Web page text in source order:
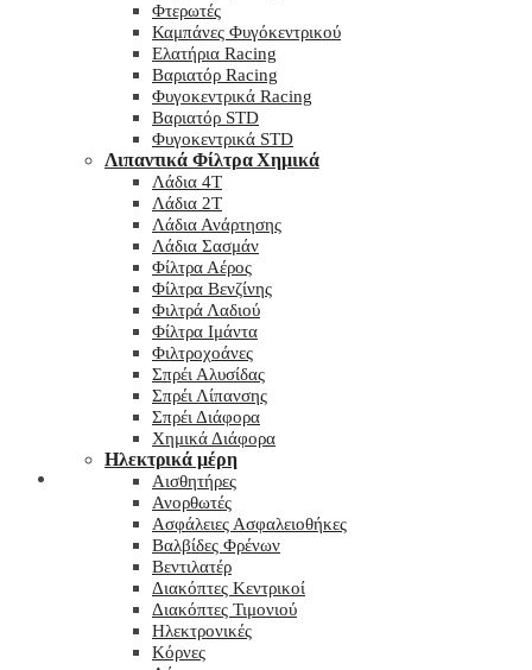
Φτερωτές
Καμπάνες Φυγόκεντρικού
Ελατήρια Racing
Βαριατόρ Racing
Φυγοκεντρικά Racing
Βαριατόρ STD
Φυγοκεντρικά STD
Λιπαντικά Φίλτρα Χημικά
Λάδια 4T
Λάδια 2T
Λάδια Ανάρτησης
Λάδια Σασμάν
Φίλτρα Αέρος
Φίλτρα Βενζίνης
Φιλτρά Λαδιού
Φίλτρα Ιμάντα
Φιλτροχοάνες
Σπρέι Αλυσίδας
Σπρέι Λίπανσης
Σπρέι Διάφορα
Χημικά Διάφορα
Hλεκτρικά μέρη
Αισθητήρες
Ανορθωτές
Ασφάλειες Ασφαλειοθήκες
Βαλβίδες Φρένων
Βεντιλατέρ
Διακόπτες Κεντρικοί
Διακόπτες Τιμονιού
Ηλεκτρονικές
Κόρνες